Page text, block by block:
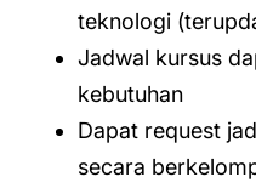
teknologi
Jadwal kursus
kebutuhan
Dapat request
secara